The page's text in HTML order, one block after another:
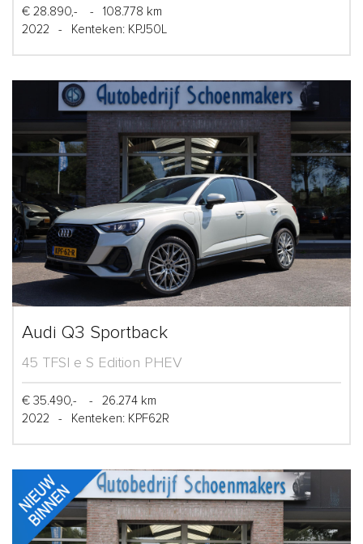
€ 28.890,- -
108.778 km
2022
- Kenteken: KPJ50L
Audi Q3 Sportback
45 TFSI e S Edition PHEV
€ 35.490,- -
26.274 km
2022
- Kenteken: KPF62R